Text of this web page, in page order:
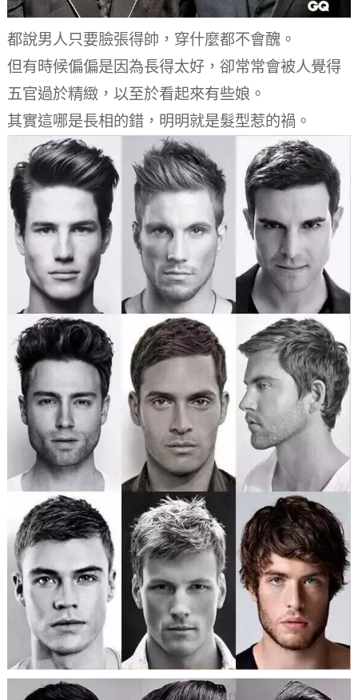
都說男人只要臉張得帥，穿什麼都不會醜。
但有時候偏偏是因為長得太好，卻常常會被人覺得
五官過於精緻，以至於看起來有些娘。
其實這哪是長相的錯，明明就是髮型惹的禍。